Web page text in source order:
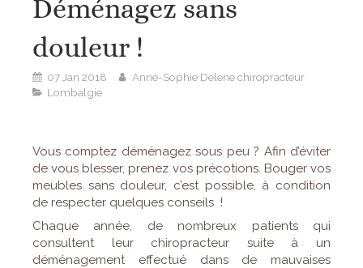
Déménagez sans
douleur !
07 Jan 2018
Anne-Sophie Delene chiropracteur
Lombalgie
Vous comptez déménagez sous peu ? Afin d’éviter
de vous blesser, prenez vos précotions. Bouger vos
meubles sans douleur, c’est possible, à condition
de respecter quelques conseils !
Chaque année, de nombreux patients qui
consultent leur chiropracteur suite à un
déménagement effectué dans de mauvaises